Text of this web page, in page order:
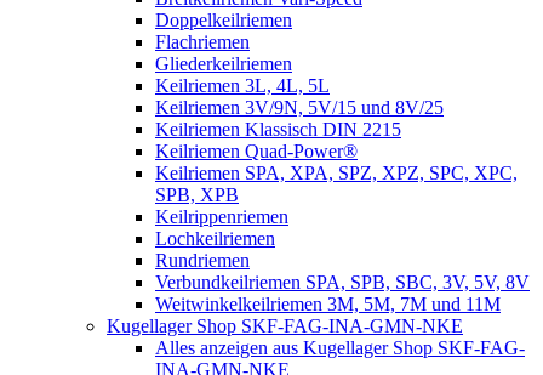
Doppelkeilriemen
Flachriemen
Gliederkeilriemen
Keilriemen 3L, 4L, 5L
Keilriemen 3V/9N, 5V/15 und 8V/25
Keilriemen Klassisch DIN 2215
Keilriemen Quad-Power®
Keilriemen SPA, XPA, SPZ, XPZ, SPC, XPC,
SPB, XPB
Keilrippenriemen
Lochkeilriemen
Rundriemen
Verbundkeilriemen SPA, SPB, SBC, 3V, 5V, 8V
Weitwinkelkeilriemen 3M, 5M, 7M und 11M
Kugellager Shop SKF-FAG-INA-GMN-NKE
Alles anzeigen aus Kugellager Shop SKF-FAG-
INA-GMN-NKE